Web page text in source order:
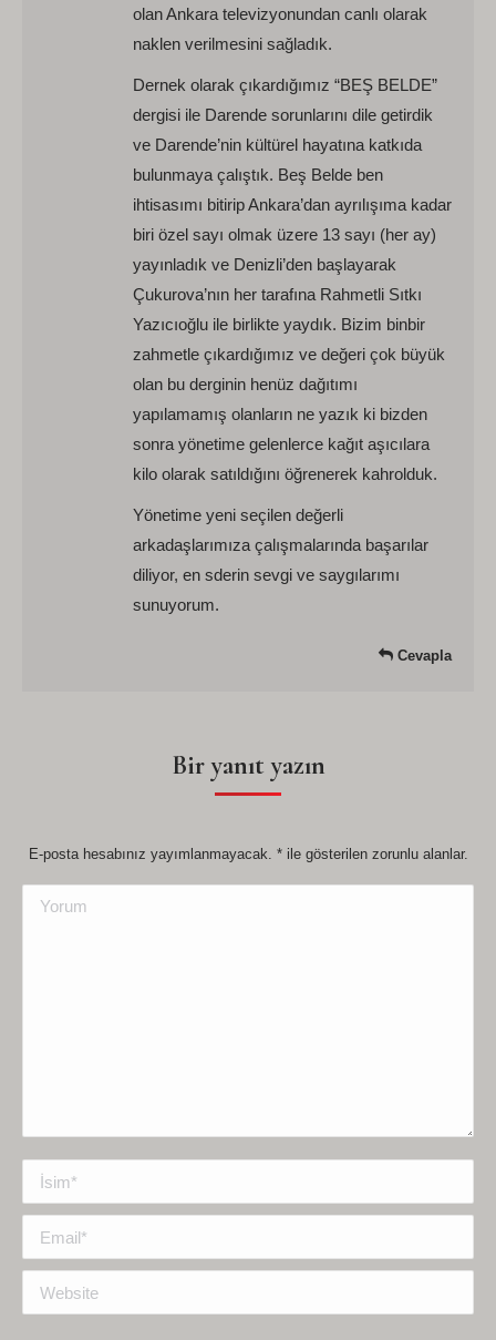
olan Ankara televizyonundan canlı olarak
naklen verilmesini sağladık.
Dernek olarak çıkardığımız “BEŞ BELDE”
dergisi ile Darende sorunlarını dile getirdik
ve Darende’nin kültürel hayatına katkıda
bulunmaya çalıştık. Beş Belde ben
ihtisasımı bitirip Ankara’dan ayrılışıma kadar
biri özel sayı olmak üzere 13 sayı (her ay)
yayınladık ve Denizli’den başlayarak
Çukurova’nın her tarafına Rahmetli Sıtkı
Yazıcıoğlu ile birlikte yaydık. Bizim binbir
zahmetle çıkardığımız ve değeri çok büyük
olan bu derginin henüz dağıtımı
yapılamamış olanların ne yazık ki bizden
sonra yönetime gelenlerce kağıt aşıcılara
kilo olarak satıldığını öğrenerek kahrolduk.
Yönetime yeni seçilen değerli
arkadaşlarımıza çalışmalarında başarılar
diliyor, en sderin sevgi ve saygılarımı
sunuyorum.
Cevapla
Bir yanıt yazın
E-posta hesabınız yayımlanmayacak. *ile gösterilen zorunlu alanlar.
Yorum
İsim *
Email *
Website